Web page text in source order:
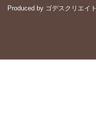
Produced by ゴデスクリエイト